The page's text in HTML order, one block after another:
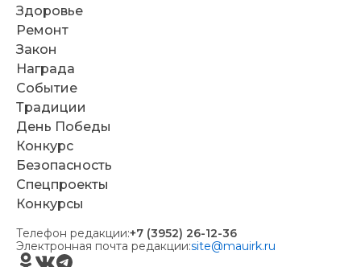
Здоровье
Ремонт
Закон
Награда
Событие
Традиции
День Победы
Конкурс
Безопасность
Спецпроекты
Конкурсы
Телефон редакции:+7 (3952) 26-12-36
Электронная почта редакции:site@mauirk.ru